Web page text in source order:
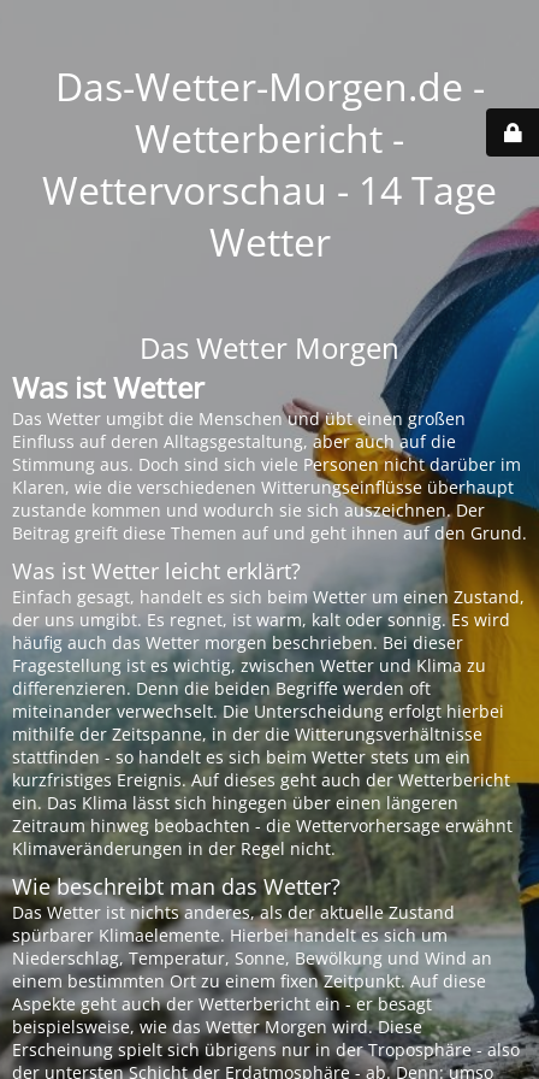
Das-Wetter-Morgen.de -
Wetterbericht -
Wettervorschau - 14 Tage
Wetter
Das Wetter Morgen
Was ist Wetter
Das Wetter umgibt die Menschen und übt einen großen
Einfluss auf deren Alltagsgestaltung, aber auch auf die
Stimmung aus. Doch sind sich viele Personen nicht darüber im
Klaren, wie die verschiedenen Witterungseinflüsse überhaupt
zustande kommen und wodurch sie sich auszeichnen. Der
Beitrag greift diese Themen auf und geht ihnen auf den Grund.
Was ist Wetter leicht erklärt?
Einfach gesagt, handelt es sich beim Wetter um einen Zustand,
der uns umgibt. Es regnet, ist warm, kalt oder sonnig. Es wird
häufig auch das Wetter morgen beschrieben. Bei dieser
Fragestellung ist es wichtig, zwischen Wetter und Klima zu
differenzieren. Denn die beiden Begriffe werden oft
miteinander verwechselt. Die Unterscheidung erfolgt hierbei
mithilfe der Zeitspanne, in der die Witterungsverhältnisse
stattfinden - so handelt es sich beim Wetter stets um ein
kurzfristiges Ereignis. Auf dieses geht auch der Wetterbericht
ein. Das Klima lässt sich hingegen über einen längeren
Zeitraum hinweg beobachten - die Wettervorhersage erwähnt
Klimaveränderungen in der Regel nicht.
Wie beschreibt man das Wetter?
Das Wetter ist nichts anderes, als der aktuelle Zustand
spürbarer Klimaelemente. Hierbei handelt es sich um
Niederschlag, Temperatur, Sonne, Bewölkung und Wind an
einem bestimmten Ort zu einem fixen Zeitpunkt. Auf diese
Aspekte geht auch der Wetterbericht ein - er besagt
beispielsweise, wie das Wetter Morgen wird. Diese
Erscheinung spielt sich übrigens nur in der Troposphäre - also
der untersten Schicht der Erdatmosphäre - ab. Denn: umso